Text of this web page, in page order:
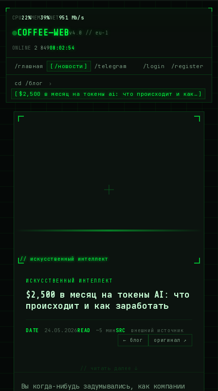
CPU23%MEM38%NET978 Mb/s
COFFEE—WEBv4.0 // eu-1
ONLINE 2 84208:02:55
/главная /новости /telegram /login /register
cd /блог
›
$2,500 в месяц на токены ai: что происходит и как…
// искусственный интеллект
ИСКУССТВЕННЫЙ ИНТЕЛЛЕКТ
$2,500 в месяц на токены AI: что
происходит и как заработать
DATE 24.05.2026READ ~5 минSRC
внешний источник
← блог
оригинал ↗
// читать далее ↓
Вы когда-нибудь задумывались, как компании